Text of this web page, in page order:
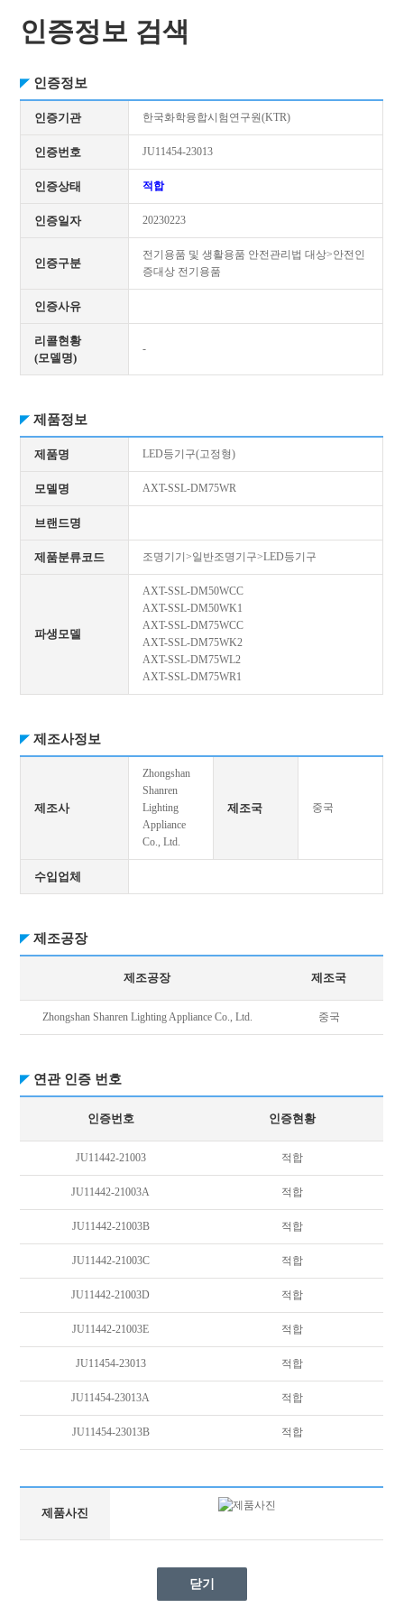
인증정보 검색
인증정보
인증기관 한국화학융합시험연구원(KTR)
인증번호 JU11454-23013
인증상태 적합
인증일자 20230223
인증구분
전기용품 및 생활용품 안전관리법 대상>안전인
증대상 전기용품
인증사유
리콜현황
(모델명)
-
제품정보
제품명 LED등기구(고정형)
모델명 AXT-SSL-DM75WR
브랜드명
제품분류코드 조명기기>일반조명기구>LED등기구
파생모델
AXT-SSL-DM50WCC
AXT-SSL-DM50WK1
AXT-SSL-DM75WCC
AXT-SSL-DM75WK2
AXT-SSL-DM75WL2
AXT-SSL-DM75WR1
제조사정보
제조사
Zhongshan
Shanren
Lighting
Appliance
Co., Ltd.
제조국 중국
수입업체
제조공장
제조공장 제조국
Zhongshan Shanren Lighting Appliance Co., Ltd. 중국
연관 인증 번호
인증번호 인증현황
JU11442-21003 적합
JU11442-21003A 적합
JU11442-21003B 적합
JU11442-21003C 적합
JU11442-21003D 적합
JU11442-21003E 적합
JU11454-23013 적합
JU11454-23013A 적합
JU11454-23013B 적합
제품사진
닫기